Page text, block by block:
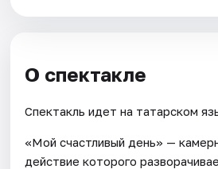
О спектакле
Спектакль идет на татарском
«Мой счастливый день» —
действие которого